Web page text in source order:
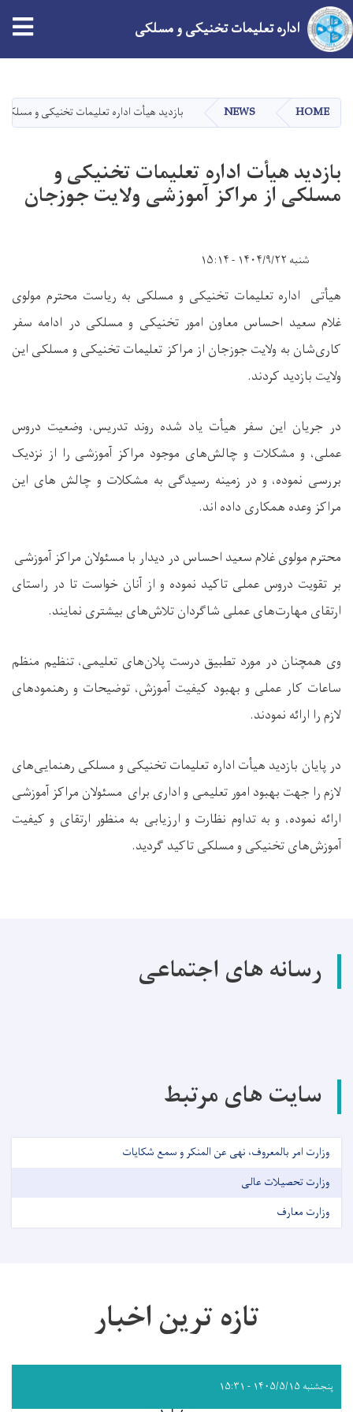
main
content
اداره تعلیمات تخنیکی و مسلکی
HOME
NEWS بازدید هیأت اداره تعلیمات تخنیکی و
بازدید هیأت اداره تعلیمات تخنیکی و
مسلکی از مراکز آموزشی ولایت جوزجان
شنبه ۱۴۰۴/۹/۲۲ - ۱۵:۱۴
هیأتی اداره تعلیمات تخنیکی و مسلکی به ریاست محترم مولوی
غلام سعید احساس معاون امور تخنیکی و مسلکی در ادامه سفر
کاری‌شان به ولایت جوزجان از مراکز تعلیمات تخنیکی و مسلکی این
ولایت بازدید کردند.
در جریان این سفر هیأت یاد شده روند تدریس، وضعیت دروس
عملی، و مشکلات و چالش‌های موجود مراکز آموزشی را از نزدیک
بررسی نموده، و در زمینه رسیدگی به مشکلات و چالش های این
مراکز وعده همکاری داده اند.
محترم مولوی غلام سعید احساس در دیدار با مسئولان مراکز آموزشی
بر تقویت دروس عملی تاکید نموده و از آنان خواست تا در راستای
ارتقای مهارت‌های عملی شاگردان تلاش‌های بیشتری نمایند.
وی همچنان در مورد تطبیق درست پلان‌های تعلیمی، تنظیم منظم
ساعات کار عملی و بهبود کیفیت آموزش، توضیحات و رهنمودهای
لازم را ارائه نمودند.
در پایان بازدید هیأت اداره تعلیمات تخنیکی و مسلکی رهنمایی‌های
لازم را جهت بهبود امور تعلیمی و اداری برای مسئولان مراکز آموزشی
ارائه نموده، و به تداوم نظارت و ارزیابی به‌ منظور ارتقای و کیفیت
آموزش‌های تخنیکی و مسلکی تاکید گردید.
رسانه های اجتماعی
سایت های مرتبط
وزارت امر بالمعروف، نهی عن المنکر و سمع شکایات
وزارت تحصیلات عالی
وزارت معارف
تازه ترین اخبار
پنجشنبه ۱۴۰۵/۵/۱۵ - ۱۵:۳۱